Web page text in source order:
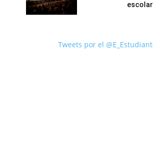
escolar
Tweets por el